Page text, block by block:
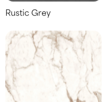
Rustic Grey